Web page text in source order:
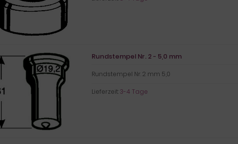
Rundstempel Nr. 2 - 5,0 mm
Rundstempel Nr. 2 mm 5,0
Lieferzeit:3-4 Tage